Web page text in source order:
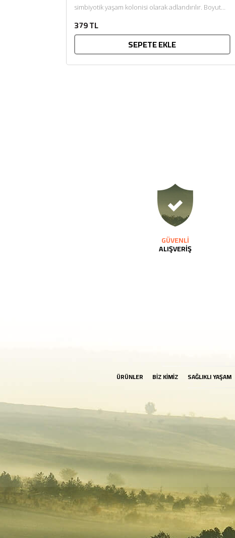
simbiyotik yaşam kolonisi olarak adlandırılır. Boyut
379 TL
SEPETE EKLE
GÜVENLİ
ALIŞVERİŞ
ÜRÜNLER BİZ KİMİZ SAĞLIKLI YAŞAM